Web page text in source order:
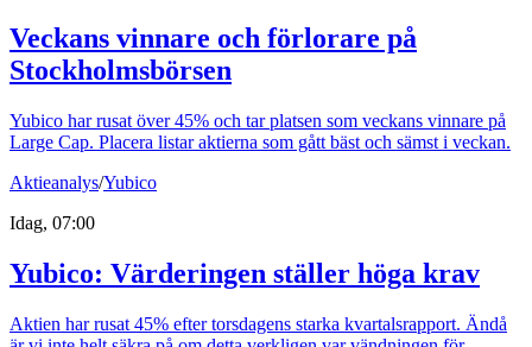
Veckans vinnare och förlorare på
Stockholmsbörsen
Yubico har rusat över 45% och tar platsen som veckans vinnare på
Large Cap. Placera listar aktierna som gått bäst och sämst i veckan.
Aktieanalys/Yubico
Idag, 07:00
Yubico: Värderingen ställer höga krav
Aktien har rusat 45% efter torsdagens starka kvartalsrapport. Ändå